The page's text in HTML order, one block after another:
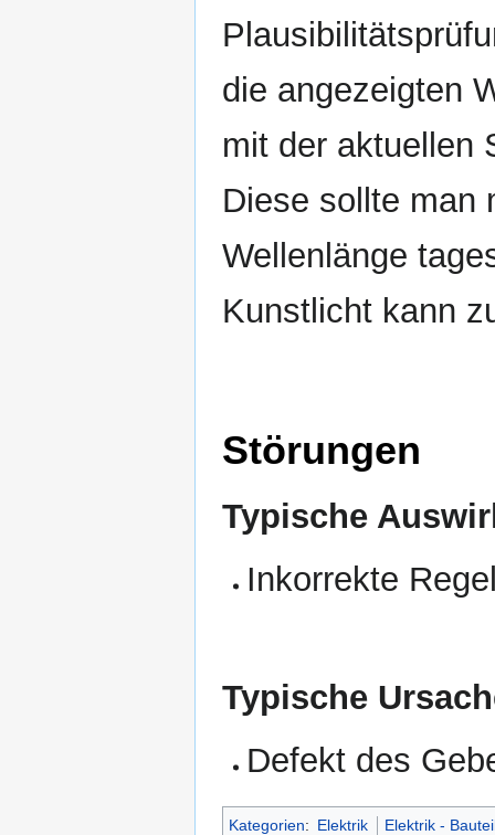
die angezeigten
mit der aktuellen
Diese sollte man
Wellenlänge
Kunstlicht kann
Störungen
Typische
Inkorrekte
Typische
Defekt des
Kategorien: Elektrik
Elektrik -